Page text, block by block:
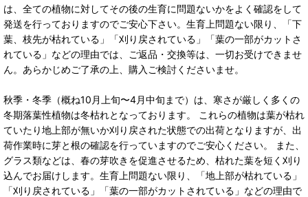
は、全ての植物に対してその後の生育に問題ないかをよく確認をして
発送を行っておりますのでご安心下さい。生育上問題ない限り、「下
葉、枝先が枯れている」「刈り戻されている」「葉の一部がカットさ
れている」などの理由では、ご返品・交換等は、一切お受けできませ
ん。あらかじめご了承の上、購入ご検討くださいませ。
秋季・冬季（概ね10月上旬〜4月中旬まで）は、寒さが厳しく多くの
冬期落葉性植物は冬枯れとなっております。 これらの植物は葉が枯れ
ていたり地上部が無いか刈り戻された状態での出荷となりますが、出
荷作業時に芽と根の確認を行っていますのでご安心ください。 また、
グラス類などは、春の芽吹きを促進させるため、枯れた葉を短く刈り
込んでお届けします。生育上問題ない限り、「地上部が枯れている」
「刈り戻されている」「葉の一部がカットされている」などの理由で